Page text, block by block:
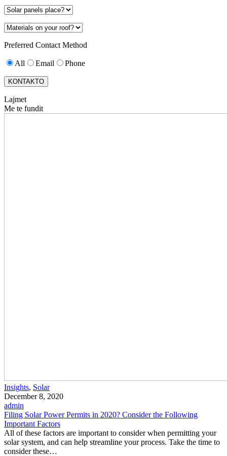
Preferred Contact Method
All Email Phone
KONTAKTO
Lajmet
Me te fundit
Insights, Solar
December 8, 2020
admin
Filing Solar Power Permits in 2020? Consider the Following
Important Factors
All of these factors are important to consider when permitting your
solar system, and can help streamline your process. Take the time to
consider these…